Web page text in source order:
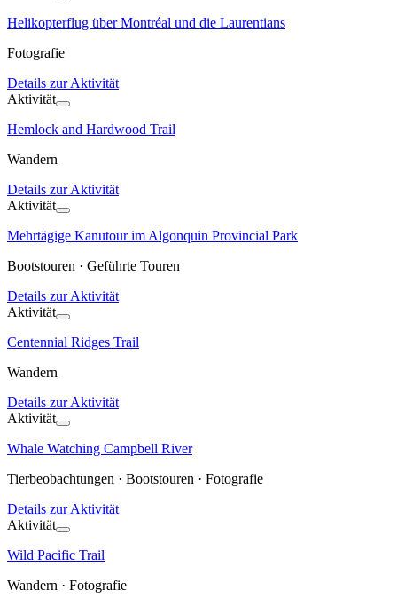
Helikopterflug über Montréal und die Laurentians
Fotografie
Details zur Aktivität
Aktivität
Hemlock and Hardwood Trail
Wandern
Details zur Aktivität
Aktivität
Mehrtägige Kanutour im Algonquin Provincial Park
Bootstouren · Geführte Touren
Details zur Aktivität
Aktivität
Centennial Ridges Trail
Wandern
Details zur Aktivität
Aktivität
Whale Watching Campbell River
Tierbeobachtungen · Bootstouren · Fotografie
Details zur Aktivität
Aktivität
Wild Pacific Trail
Wandern · Fotografie